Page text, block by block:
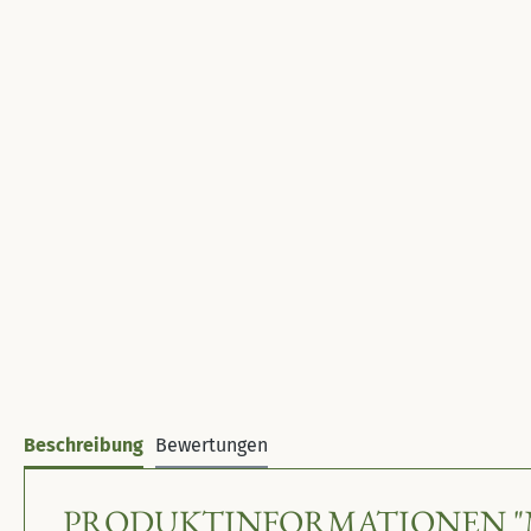
Beschreibung Bewertungen
PRODUKTINFORMATIONEN